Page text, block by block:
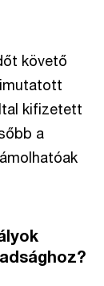
követő
kifizetett
a